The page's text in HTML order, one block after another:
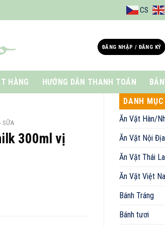
CS
ĐĂNG NHẬP / ĐĂNG KÝ
HÀNG HƯỚNG DẪN THANH TOÁN
DANH
Ăn Vặt Hàn/
Ăn Vặt Nội
Ăn Vặt Thái
Ăn Vặt Việt
Bánh Tráng
Bánh tươi
SỮA
300ml vị